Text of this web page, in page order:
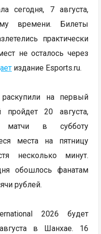
сегодня, 7 августа,
времени. Билеты
практически
не осталось через
издание Esports.ru.
на первый
20 августа,
в субботу
места на пятницу
несколько минут.
обошлось фанатам
рублей.
2026 будет
в Шанхае. 16